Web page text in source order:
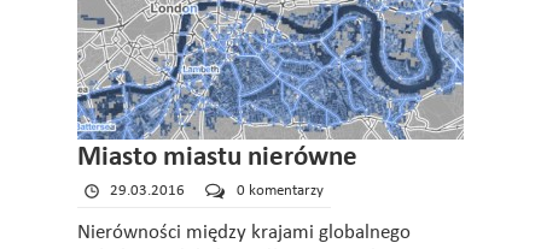
Miasto miastu nierówne
29.03.2016 0 komentarzy
Nierówności między krajami globalnego